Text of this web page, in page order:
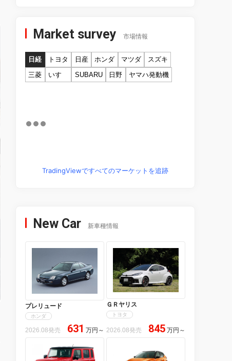
Market survey 市場情報
日経 トヨタ 日産 ホンダ マツダ
スズキ
三菱
いすゞ SUBARU 日野 ヤマハ発動機
TradingViewですべてのマーケットを追跡
New Car 新車種情報
プレリュード
ホンダ
2026.08発売 631 万円 ～
ＧＲヤリス
トヨタ
2026.08発売 845 万円 ～